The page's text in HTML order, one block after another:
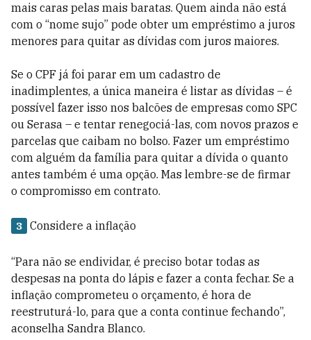
mais caras pelas mais baratas. Quem ainda não está
com o “nome sujo” pode obter um empréstimo a juros
menores para quitar as dívidas com juros maiores.
Se o CPF já foi parar em um cadastro de
inadimplentes, a única maneira é listar as dívidas – é
possível fazer isso nos balcões de empresas como SPC
ou Serasa – e tentar renegociá-las, com novos prazos e
parcelas que caibam no bolso. Fazer um empréstimo
com alguém da família para quitar a dívida o quanto
antes também é uma opção. Mas lembre-se de firmar
o compromisso em contrato.
3 Considere a inflação
“Para não se endividar, é preciso botar todas as
despesas na ponta do lápis e fazer a conta fechar. Se a
inflação comprometeu o orçamento, é hora de
reestruturá-lo, para que a conta continue fechando”,
aconselha Sandra Blanco.